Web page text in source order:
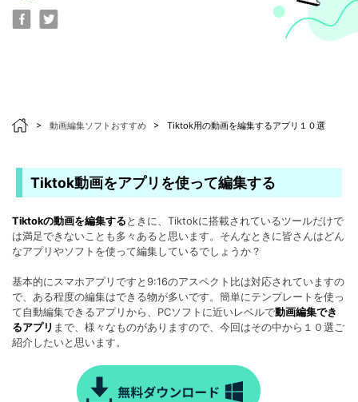
無料ダウンロード
> 動画編集ソフトおすすめ > Tiktok用の動画を編集するアプリ１０選
Tiktok動画をアプリを使って編集する
Tiktokの動画を編集する ときに、Tiktokに搭載されているツールだけで
は満足できないことも多々あると思います。そんなときに皆さんはどん
なアプリやソフトを使って編集しているでしょうか？
基本的にスマホアプリですと9:16のアスペクト比は対応されていますの
で、ある程度の編集はできる物が多いです。簡単にテンプレートを使っ
て自動編集できるアプリから、PCソフトに近いレベルで動画編集でき
るアプリ まで、様々なものがありますので、今回はその中から１０選ご
紹介したいと思います。